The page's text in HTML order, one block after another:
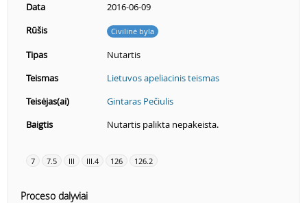
Data
2016-06-09
Rūšis
Civilinė byla
Tipas
Nutartis
Teismas
Lietuvos apeliacinis teismas
Teisėjas(ai)
Gintaras Pečiulis
Baigtis
Nutartis palikta nepakeista.
7 7.5 III III.4 126 126.2
Proceso dalyviai